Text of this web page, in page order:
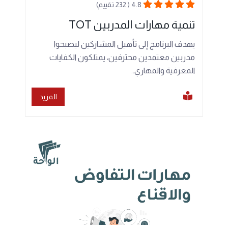
4.8 ( 232 تقييم)
تنمية مهارات المدربين TOT
يهدف البرنامج إلى تأهيل المشاركين ليصبحوا
مدربين معتمدين محترفين، يمتلكون الكفايات
المعرفية والمهاري..
المزيد